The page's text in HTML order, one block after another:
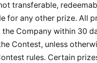
transferable,
for any other prize. All
the Company within 30
Contest, unless
rules. Certain